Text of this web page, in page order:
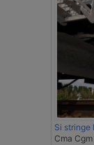
Si stringe
Cma